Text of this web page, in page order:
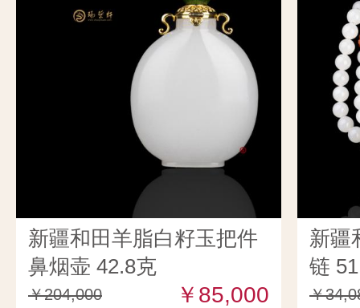
新疆和田羊脂白籽玉把件
鼻烟壶 42.8克
￥204,000 ￥85,000
新疆
链
￥